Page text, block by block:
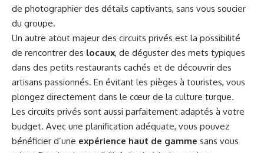
de photographier des détails captivants, sans vous soucier
du groupe.
Un autre atout majeur des circuits privés est la possibilité
de rencontrer des locaux, de déguster des mets typiques
dans des petits restaurants cachés et de découvrir des
artisans passionnés. En évitant les pièges à touristes, vous
plongez directement dans le cœur de la culture turque.
Les circuits privés sont aussi parfaitement adaptés à votre
budget. Avec une planification adéquate, vous pouvez
bénéficier d’une expérience haut de gamme sans vous